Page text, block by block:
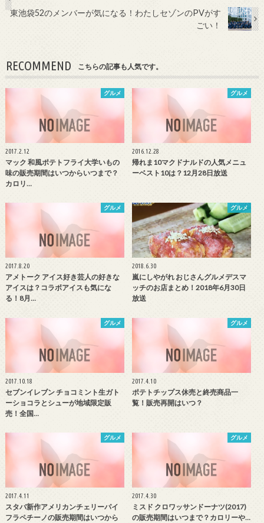
東池袋52のメンバーが気になる！わたしセゾンのPVがす
ごい！
RECOMMEND こちらの記事も人気です。
グルメ
2017.2.12
マック 和風ポテトフライ大学いもの
味の販売期間はいつからいつまで？
カロリ…
グルメ
2016.12.28
帰れま10マクドナルドの人気メニュ
ーベスト10は？12月28日放送
グルメ
2017.8.20
アメトーク アイス好き芸人の好きな
アイスは？コラボアイスも気にな
る！8月…
グルメ
2018.6.30
嵐にしやがれ おじさんグルメデスマ
ッチのお店まとめ！2018年6月30日
放送
グルメ
2017.10.18
セブンイレブン チョコミント生ガト
ーショコラとシューが地域限定販
売！全国…
グルメ
2017.4.10
ポテトチップス休売と終売商品一
覧！販売再開はいつ？
グルメ
2017.4.11
スタバ新作アメリカンチェリーパイ
フラペチーノの販売期間はいつから
グルメ
2017.4.30
ミスド クロワッサンドーナツ(2017)
の販売期間はいつまで？カロリーや…